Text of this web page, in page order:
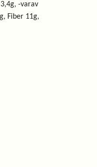
-varav
Fiber 11g,